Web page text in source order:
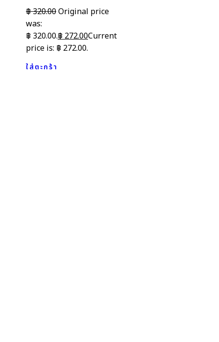
฿320.00Original price
was:
฿ 320.00.฿272.00Current
price is: ฿ 272.00.
ใส่ตะกร้า